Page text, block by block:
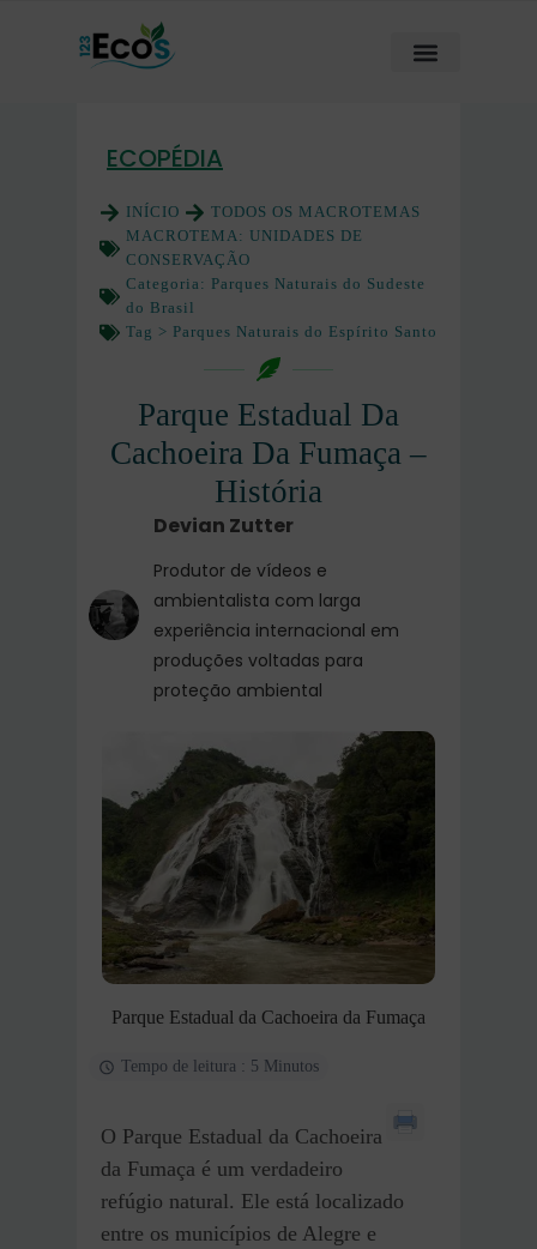
ECOPÉDIA
INÍCIO
TODOS OS MACROTEMAS
MACROTEMA: UNIDADES DE
CONSERVAÇÃO
Categoria: Parques Naturais do Sudeste
do Brasil
Tag > Parques Naturais do Espírito Santo
Parque Estadual Da
Cachoeira Da Fumaça –
História
Devian Zutter
Produtor de vídeos e
ambientalista com larga
experiência internacional em
produções voltadas para
proteção ambiental
Parque Estadual da Cachoeira da Fumaça
Tempo de leitura : 5 Minutos
O Parque Estadual da Cachoeira
da Fumaça é um verdadeiro
refúgio natural. Ele está localizado
entre os municípios de Alegre e